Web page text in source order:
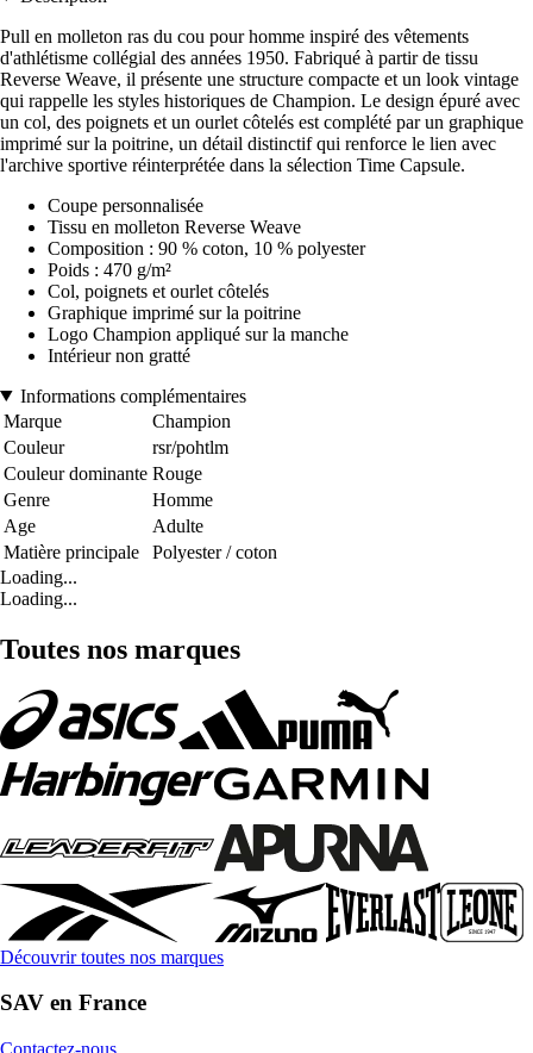
Pull en molleton ras du cou pour homme inspiré des vêtements
d'athlétisme collégial des années 1950. Fabriqué à partir de tissu
Reverse Weave, il présente une structure compacte et un look vintage
qui rappelle les styles historiques de Champion. Le design épuré avec
un col, des poignets et un ourlet côtelés est complété par un graphique
imprimé sur la poitrine, un détail distinctif qui renforce le lien avec
l'archive sportive réinterprétée dans la sélection Time Capsule.
Coupe personnalisée
Tissu en molleton Reverse Weave
Composition : 90 % coton, 10 % polyester
Poids : 470 g/m²
Col, poignets et ourlet côtelés
Graphique imprimé sur la poitrine
Logo Champion appliqué sur la manche
Intérieur non gratté
Informations complémentaires
Marque
Champion
Couleur
rsr/pohtlm
Couleur dominante Rouge
Genre
Homme
Age
Adulte
Matière principale
Polyester / coton
Loading...
Loading...
Toutes nos marques
Découvrir toutes nos marques
SAV en France
Contactez-nous